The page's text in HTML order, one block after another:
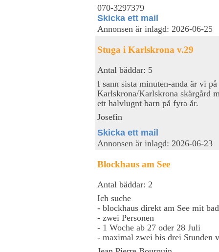
070-3297379
Skicka ett mail
Annonsen är inlagd: 2026-06-25
Stuga i Karlskrona v.29
Antal bäddar: 5
I sann sista minuten-anda är vi
Karlskrona/Karlskrona skärgård
ett halvlugnt barn på fyra år.
Josefin
Skicka ett mail
Annonsen är inlagd: 2026-06-23
Blockhaus am See
Antal bäddar: 2
Ich suche
- blockhaus direkt am See mit
- zwei Personen
- 1 Woche ab 27 oder 28 Juli
- maximal zwei bis drei Stunden